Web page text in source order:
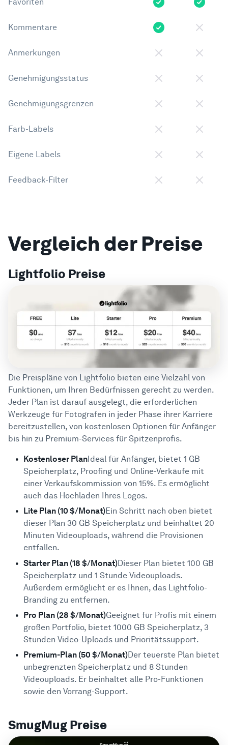
Kommentare
Anmerkungen
Genehmigungsstatus
Genehmigungsgrenzen
Farb-Labels
Eigene Labels
Feedback-Filter
Vergleich der Preise
Lightfolio Preise
Die Preispläne von Lightfolio bieten eine Vielzahl von
Funktionen, um Ihren Bedürfnissen gerecht zu werden.
Jeder Plan ist darauf ausgelegt, die erforderlichen
Werkzeuge für Fotografen in jeder Phase ihrer Karriere
bereitzustellen, von kostenlosen Optionen für Anfänger
bis hin zu Premium-Services für Spitzenprofis.
Kostenloser PlanIdeal für Anfänger, bietet 1 GB
Speicherplatz, Proofing und Online-Verkäufe mit
einer Verkaufskommission von 15%. Es ermöglicht
auch das Hochladen Ihres Logos.
Lite Plan (10 $/Monat)Ein Schritt nach oben bietet
dieser Plan 30 GB Speicherplatz und beinhaltet 20
Minuten Videouploads, während die Provisionen
entfallen.
Starter Plan (18 $/Monat)Dieser Plan bietet 100 GB
Speicherplatz und 1 Stunde Videouploads.
Außerdem ermöglicht er es Ihnen, das Lightfolio-
Branding zu entfernen.
Pro Plan (28 $/Monat)Geeignet für Profis mit einem
großen Portfolio, bietet 1000 GB Speicherplatz, 3
Stunden Video-Uploads und Prioritätssupport.
Premium-Plan (50 $/Monat)Der teuerste Plan bietet
unbegrenzten Speicherplatz und 8 Stunden
Videouploads. Er beinhaltet alle Pro-Funktionen
sowie den Vorrang-Support.
SmugMug Preise